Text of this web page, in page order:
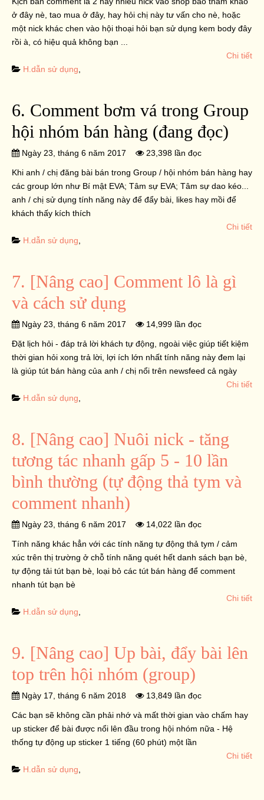
ở đây nè, tao mua ở đây, hay hỏi chị này tư vấn cho nè, hoặc
một nick khác chen vào hội thoại hỏi bạn sử dụng kem body đây
rồi à, có hiệu quả không bạn ...
Chi tiết
H.dẫn sử dụng,
6. Comment bơm vá trong Group
hội nhóm bán hàng (đang đọc)
Ngày 23, tháng 6 năm 2017 23,398 lần đọc
Khi anh / chị đăng bài bán trong Group / hội nhóm bán hàng hay
các group lớn như Bí mật EVA; Tâm sự EVA; Tâm sự dao kéo...
anh / chị sử dụng tính năng này để đẩy bài, likes hay mồi để
khách thấy kích thích
Chi tiết
H.dẫn sử dụng,
7. [Nâng cao] Comment lô là gì
và cách sử dụng
Ngày 23, tháng 6 năm 2017 14,999 lần đọc
Đặt lịch hỏi - đáp trả lời khách tự động, ngoài việc giúp tiết kiệm
thời gian hỏi xong trả lời, lợi ích lớn nhất tính năng này đem lại
là giúp tút bán hàng của anh / chị nổi trên newsfeed cả ngày
Chi tiết
H.dẫn sử dụng,
8. [Nâng cao] Nuôi nick - tăng
tương tác nhanh gấp 5 - 10 lần
bình thường (tự động thả tym và
comment nhanh)
Ngày 23, tháng 6 năm 2017 14,022 lần đọc
Tính năng khác hẳn với các tính năng tự động thả tym / cảm
xúc trên thị trường ở chỗ tính năng quét hết danh sách bạn bè,
tự động tải tút bạn bè, loại bỏ các tút bán hàng để comment
nhanh tút bạn bè
Chi tiết
H.dẫn sử dụng,
9. [Nâng cao] Up bài, đẩy bài lên
top trên hội nhóm (group)
Ngày 17, tháng 6 năm 2018 13,849 lần đọc
Các bạn sẽ không cần phải nhớ và mất thời gian vào chấm hay
up sticker để bài được nổi lên đầu trong hội nhóm nữa - Hệ
thống tự động up sticker 1 tiếng (60 phút) một lần
Chi tiết
H.dẫn sử dụng,